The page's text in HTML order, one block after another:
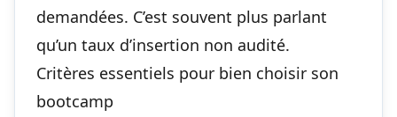
demandées. C’est souvent plus parlant
qu’un taux d’insertion non audité.
Critères essentiels pour bien choisir son
bootcamp